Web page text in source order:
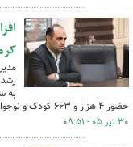
حضور ۴ هزار و ۶۶۳ کودک و نوجوان در مراکز فرهنگی‌هنری استان به حدنصاب رسیده است.
۳۰ تیر ۰۵ - ۰۸:۵۱